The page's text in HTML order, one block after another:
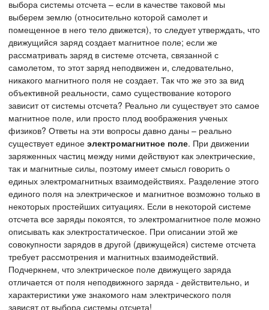
выбора системы отсчета – если в качестве таковой мы
выберем землю (относительно которой самолет и
помещенное в него тело движется), то следует утверждать, что
движущийся заряд создает магнитное поле; если же
рассматривать заряд в системе отсчета, связанной с
самолетом, то этот заряд неподвижен и, следовательно,
никакого магнитного поля не создает. Так что же это за вид
объективной реальности, само существование которого
зависит от системы отсчета? Реально ли существует это самое
магнитное поле, или просто плод воображения ученых
физиков? Ответы на эти вопросы давно даны – реально
существует единое электромагнитное поле. При движении
заряженных частиц между ними действуют как электрические,
так и магнитные силы, поэтому имеет смысл говорить о
единых электромагнитных взаимодействиях. Разделение этого
единого поля на электрическое и магнитное возможно только в
некоторых простейших ситуациях. Если в некоторой системе
отсчета все заряды покоятся, то электромагнитное поле можно
описывать как электростатическое. При описании этой же
совокупности зарядов в другой (движущейся) системе отсчета
требует рассмотрения и магнитных взаимодействий.
Подчеркнем, что электрическое поле движущего заряда
отличается от поля неподвижного заряда - действительно, и
характеристики уже знакомого нам электрического поля
зависят от выбора системы отсчета!